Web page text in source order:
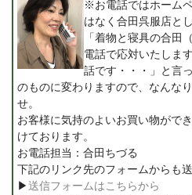
※お電話ではホーム
はなく合田呉服店と
「着物と寝具の合田
電話で応対いたしま
話です・・・」と言
のものに変わりますので、なんな
せ。
お客様に気持のよいお買い物がで
けております。
お電話担当：合田ちづる
下記のリンク先のフォームからも送
▶送信フォームはこちらから